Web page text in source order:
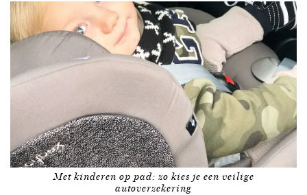
Met kinderen op pad: zo kies je een veilige
autoverzekering